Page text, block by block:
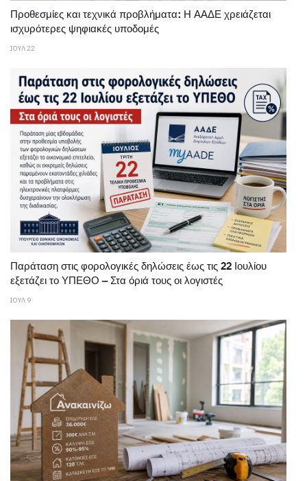
Προθεσμίες και τεχνικά προβλήματα: Η ΑΑΔΕ χρειάζεται
ισχυρότερες ψηφιακές υποδομές
ΙΟΥΛ 22
Παράταση στις φορολογικές δηλώσεις έως τις 22 Ιουλίου
εξετάζει το ΥΠΕΘΟ – Στα όριά τους οι λογιστές
ΙΟΥΛ 9